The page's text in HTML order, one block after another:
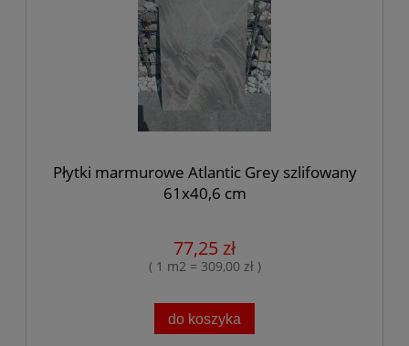
Płytki marmurowe Atlantic Grey szlifowany
61x40,6 cm
77,25 zł
( 1 m2 = 309,00 zł )
do koszyka